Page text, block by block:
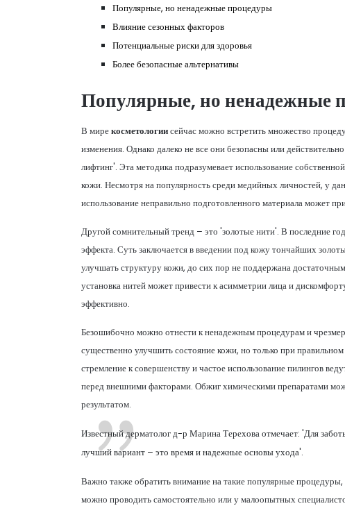
Популярные, но ненадежные процедуры
Влияние сезонных факторов
Потенциальные риски для здоровья
Более безопасные альтернативы
Популярные, но ненадежные
В мирекосметологиисейчас можно встретить множество
изменения. Однако далеко не все они безопасны или
лифтинг'. Эта методика подразумевает использование
кожи. Несмотря на популярность среди медийных личностей, у
использование неправильно подготовленного материала может
Другой сомнительный тренд – это 'золотые нити'. В последние
эффекта. Суть заключается в введении под кожу тончайших
улучшать структуру кожи, до сих пор не поддержана
установка нитей может привести к асимметрии лица и
эффективно.
Безошибочно можно отнести к ненадежным процедурам и
существенно улучшить состояние кожи, но только при
стремление к совершенству и частое использование пилингов
перед внешними факторами. Обжиг химическими препаратами
результатом.
Известный дерматолог д-р Марина Терехова отмечает: 'Для
лучший вариант – это время и надежные основы ухода'.
Важно также обратить внимание на такие популярные процедуры,
можно проводить самостоятельно или у малоопытных